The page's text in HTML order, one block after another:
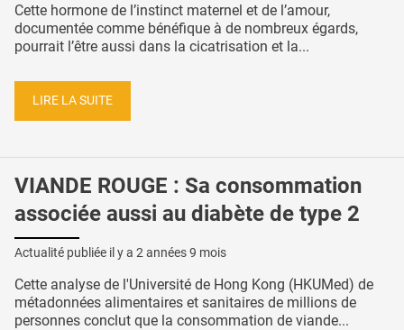
Cette hormone de l’instinct maternel et de l’amour,
documentée comme bénéfique à de nombreux égards,
pourrait l’être aussi dans la cicatrisation et la...
LIRE LA SUITE
VIANDE ROUGE : Sa consommation
associée aussi au diabète de type 2
Actualité publiée il y a 2 années 9 mois
Cette analyse de l'Université de Hong Kong (HKUMed) de
métadonnées alimentaires et sanitaires de millions de
personnes conclut que la consommation de viande...